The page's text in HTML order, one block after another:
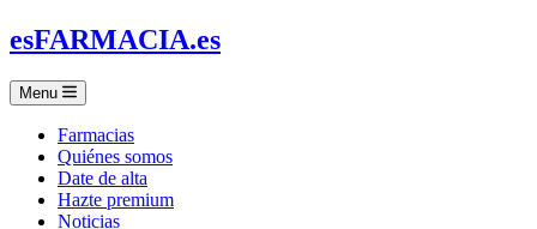
esFARMACIA.es
Menu
Farmacias
Quiénes somos
Date de alta
Hazte premium
Noticias